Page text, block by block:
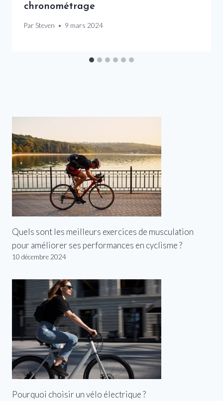
chronométrage
Par Steven 9 mars 2024
Quels sont les meilleurs exercices de musculation
pour améliorer ses performances en cyclisme ?
10 décembre 2024
Pourquoi choisir un vélo électrique ?